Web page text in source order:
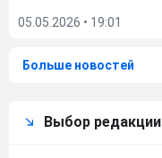
05.05.2026 • 19:01
Больше новостей
Выбор редакции